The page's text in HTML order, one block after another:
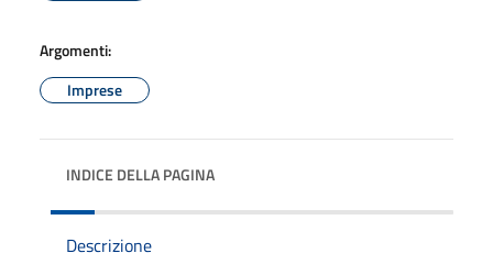
Argomenti:
Imprese
INDICE DELLA PAGINA
Descrizione